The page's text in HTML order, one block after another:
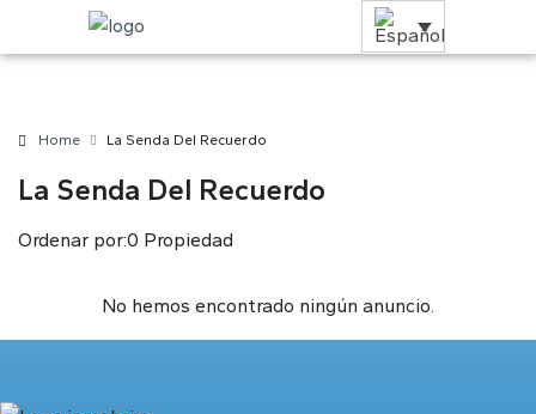
Home La Senda Del Recuerdo
La Senda Del Recuerdo
0 Propiedad
Ordenar por:
No hemos encontrado ningún anuncio.